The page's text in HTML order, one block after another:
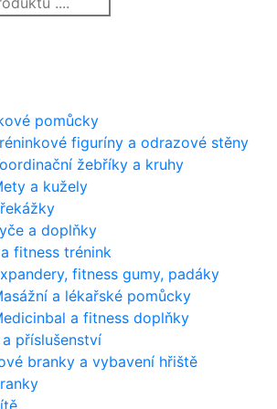
pomůcky
figuríny a odrazové stěny
žebříky a kruhy
a kužely
a doplňky
fitness trénink
fitness gumy, padáky
a lékařské pomůcky
a fitness doplňky
příslušenství
branky a vybavení hřiště